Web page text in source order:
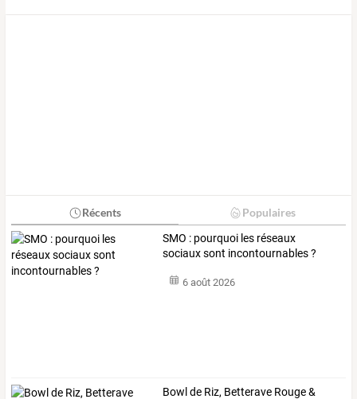
Récents Populaires
SMO : pourquoi les réseaux
sociaux sont incontournables ?
6 août 2026
Bowl de Riz, Betterave Rouge &